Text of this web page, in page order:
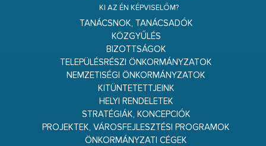
KI AZ ÉN KÉPVISELŐM?
TANÁCSNOK, TANÁCSADÓK
KÖZGYŰLÉS
BIZOTTSÁGOK
TELEPÜLÉSRÉSZI ÖNKORMÁNYZATOK
NEMZETISÉGI ÖNKORMÁNYZATOK
KITÜNTETETTJEINK
HELYI RENDELETEK
STRATÉGIÁK, KONCEPCIÓK
PROJEKTEK, VÁROSFEJLESZTÉSI PROGRAMOK
ÖNKORMÁNYZATI CÉGEK